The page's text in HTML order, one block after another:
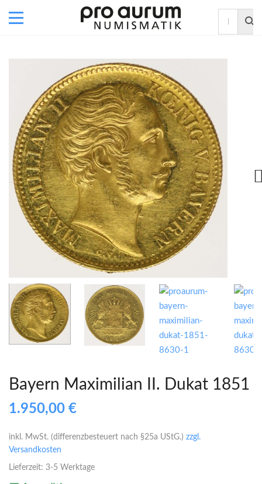
Bayern Maximilian II. Dukat 1851
1.950,00 €
inkl. MwSt. (differenzbesteuert nach §25a UStG.) zzgl.
Versandkosten
Lieferzeit: 3-5 Werktage